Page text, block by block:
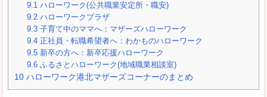
9.1 ハローワーク(公共職業安定所・職安)
9.2 ハローワークプラザ
9.3 子育て中のママへ：マザーズハローワーク
9.4 正社員・転職希望者へ：わかものハローワーク
9.5 新卒の方へ：新卒応援ハローワーク
9.6 ふるさとハローワーク(地域職業相談室)
10 ハローワーク港北マザーズコーナーのまとめ